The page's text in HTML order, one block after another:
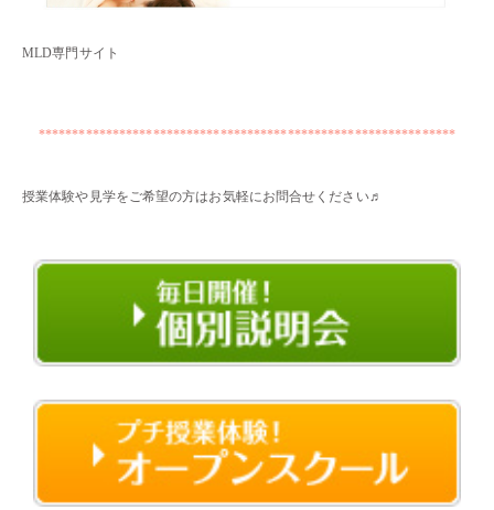
MLD専門サイト
**************************************************************
授業体験や見学をご希望の方はお気軽にお問合せください♬